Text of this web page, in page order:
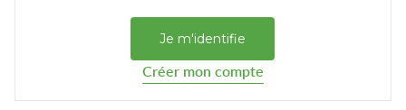
Je m'identifie
Créer mon compte